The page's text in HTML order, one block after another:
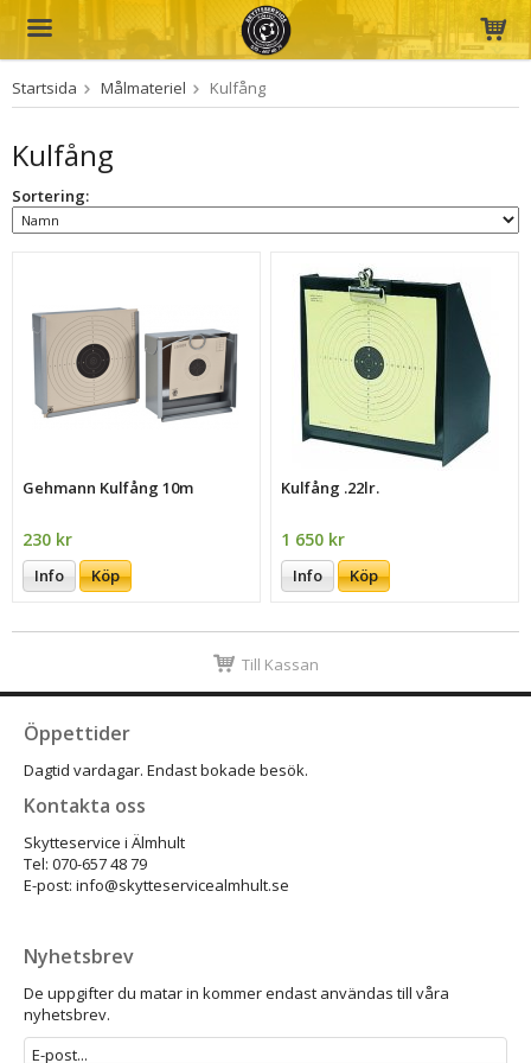
Produkten har blivit tillagd i varukorgen
Startsida Målmateriel Kulfång
Kulfång
Sortering:
Gehmann Kulfång 10m
230 kr
Info Köp
Kulfång .22lr.
1 650 kr
Info Köp
Till Kassan
Öppettider
Dagtid vardagar. Endast bokade besök.
Kontakta oss
Skytteservice i Älmhult
Tel: 070-657 48 79
E-post: info@skytteservicealmhult.se
Nyhetsbrev
De uppgifter du matar in kommer endast användas till våra
nyhetsbrev.